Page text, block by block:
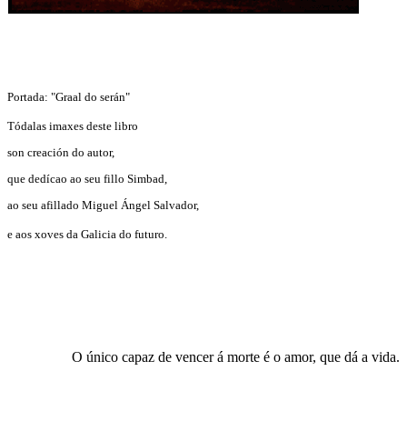
Portada: "Graal do serán"
Tódalas imaxes deste libro
son creación do autor,
que dedícao ao seu fillo Simbad,
ao seu afillado Miguel Ángel Salvador,
e aos xoves da Galicia do futuro.
O único capaz de vencer á morte é o amor, que dá a vida.